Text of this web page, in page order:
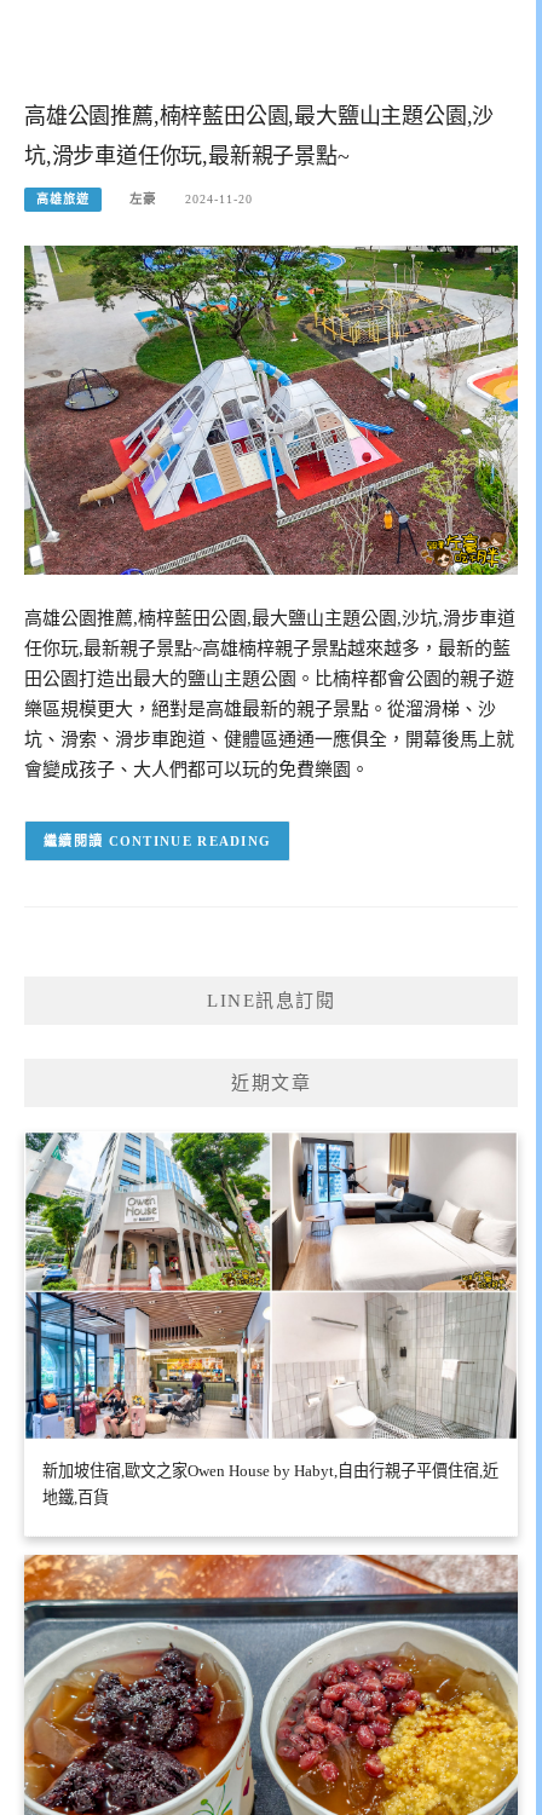
高雄公園推薦,楠梓藍田公園,最大鹽山主題公園,沙
坑,滑步車道任你玩,最新親子景點~
高雄旅遊 左豪 2024-11-20
高雄公園推薦,楠梓藍田公園,最大鹽山主題公園,沙坑,滑步車道
任你玩,最新親子景點~高雄楠梓親子景點越來越多，最新的藍
田公園打造出最大的鹽山主題公園。比楠梓都會公園的親子遊
樂區規模更大，絕對是高雄最新的親子景點。從溜滑梯、沙
坑、滑索、滑步車跑道、健體區通通一應俱全，開幕後馬上就
會變成孩子、大人們都可以玩的免費樂園。
CONTINUE READING
LINE訊息訂閱
近期文章
新加坡住宿,歐文之家Owen House by Habyt,自由行親子平價住宿,近
地鐵,百貨